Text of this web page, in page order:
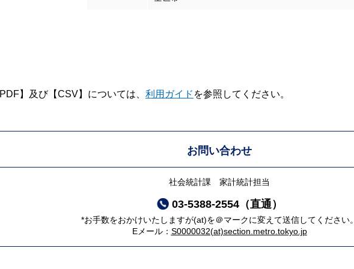
】及び【CSV】については、 利用ガイド を参照してください。
お問い合わせ
社会統計課 家計統計担当
03-5388-2554（直通）
*お手数をおかけいたしますが(at)を＠マークに変えて送信してください
Eメール： S0000032(at)section.metro.tokyo.jp